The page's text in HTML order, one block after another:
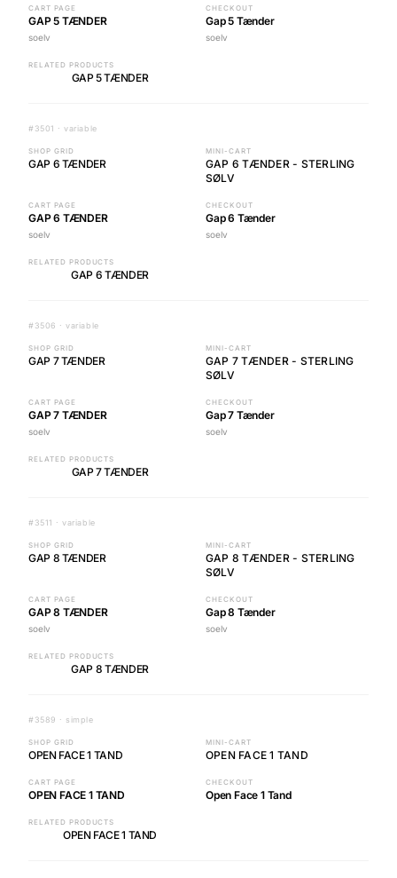
CART PAGE
GAP 5 TÆNDER
soelv
CHECKOUT
Gap 5 Tænder
soelv
RELATED PRODUCTS
GAP 5 TÆNDER
#3501 · variable
SHOP GRID
GAP 6 TÆNDER
MINI-CART
GAP 6 TÆNDER - STERLING
SØLV
CART PAGE
GAP 6 TÆNDER
soelv
CHECKOUT
Gap 6 Tænder
soelv
RELATED PRODUCTS
GAP 6 TÆNDER
#3506 · variable
SHOP GRID
GAP 7 TÆNDER
MINI-CART
GAP 7 TÆNDER - STERLING
SØLV
CART PAGE
GAP 7 TÆNDER
soelv
CHECKOUT
Gap 7 Tænder
soelv
RELATED PRODUCTS
GAP 7 TÆNDER
#3511 · variable
SHOP GRID
GAP 8 TÆNDER
MINI-CART
GAP 8 TÆNDER - STERLING
SØLV
CART PAGE
GAP 8 TÆNDER
soelv
CHECKOUT
Gap 8 Tænder
soelv
RELATED PRODUCTS
GAP 8 TÆNDER
#3589 · simple
SHOP GRID
OPEN FACE 1 TAND
MINI-CART
OPEN FACE 1 TAND
CART PAGE
OPEN FACE 1 TAND
CHECKOUT
Open Face 1 Tand
RELATED PRODUCTS
OPEN FACE 1 TAND